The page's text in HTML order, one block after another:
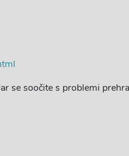
se soočite s problemi